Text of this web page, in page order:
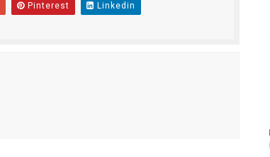
Pinterest Linkedin